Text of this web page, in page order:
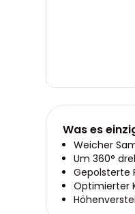
Was es
Weicher
Um 360°
Gepolsterte
Optimierter